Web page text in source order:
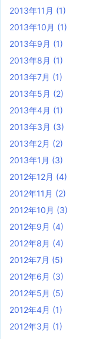
2013年11月 (1)
2013年10月 (1)
2013年9月 (1)
2013年8月 (1)
2013年7月 (1)
2013年5月 (2)
2013年4月 (1)
2013年3月 (3)
2013年2月 (2)
2013年1月 (3)
2012年12月 (4)
2012年11月 (2)
2012年10月 (3)
2012年9月 (4)
2012年8月 (4)
2012年7月 (5)
2012年6月 (3)
2012年5月 (5)
2012年4月 (1)
2012年3月 (1)